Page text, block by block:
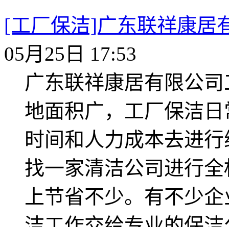
[工厂保洁]广东联祥康居
05月25日 17:53
广东联祥康居有限公
地面积广，工厂保洁
时间和人力成本去进
找一家清洁公司进行
上节省不少。有不少